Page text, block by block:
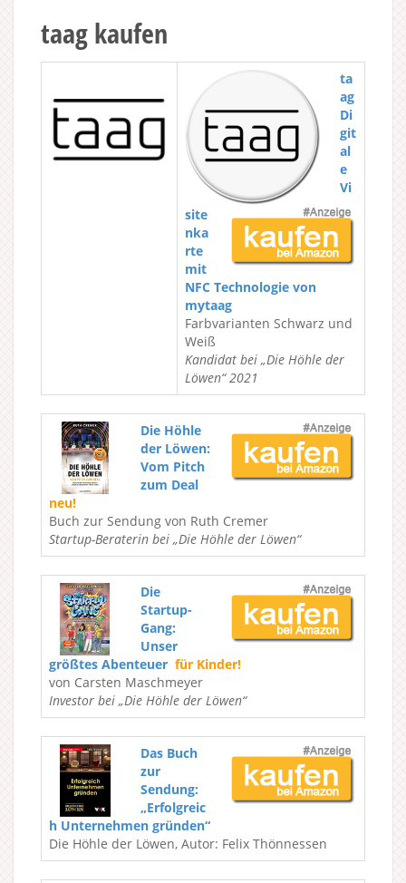
taag kaufen
ta
ag
Di
git
al
e
Vi
site
nka
rte
mit
NFC Technologie von
mytaag
Farbvarianten Schwarz und
Weiß
Kandidat bei „Die Höhle der
Löwen“ 2021
Die Höhle
der Löwen:
Vom Pitch
zum Deal
neu!
Buch zur Sendung von Ruth Cremer
Startup-Beraterin bei „Die Höhle der Löwen“
Die
Startup-
Gang:
Unser
größtes Abenteuer für Kinder!
von Carsten Maschmeyer
Investor bei „Die Höhle der Löwen“
Das Buch
zur
Sendung:
„Erfolgreic
h Unternehmen gründen“
Die Höhle der Löwen, Autor: Felix Thönnessen